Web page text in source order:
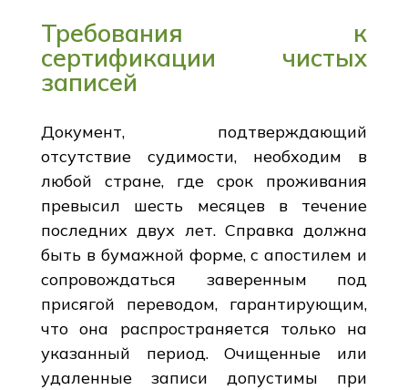
Требования к
сертификации чистых
записей
Документ, подтверждающий
отсутствие судимости, необходим в
любой стране, где срок проживания
превысил шесть месяцев в течение
последних двух лет. Справка должна
быть в бумажной форме, с апостилем и
сопровождаться заверенным под
присягой переводом, гарантирующим,
что она распространяется только на
указанный период. Очищенные или
удаленные записи допустимы при